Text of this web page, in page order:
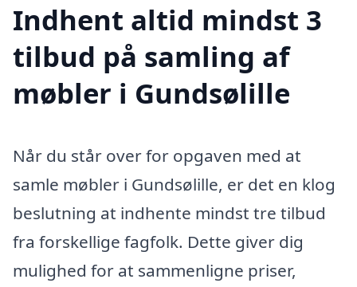
Indhent altid mindst 3
tilbud på samling af
møbler i Gundsølille
Når du står over for opgaven med at
samle møbler i Gundsølille, er det en klog
beslutning at indhente mindst tre tilbud
fra forskellige fagfolk. Dette giver dig
mulighed for at sammenligne priser,